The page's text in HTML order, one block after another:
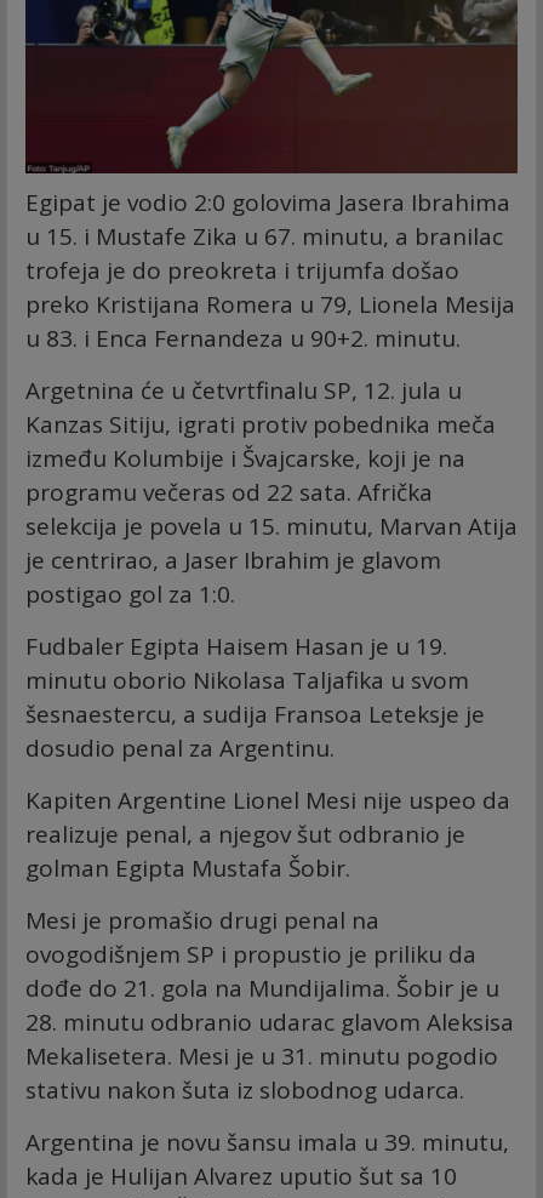
Egipat je vodio 2:0 golovima Jasera Ibrahima
u 15. i Mustafe Zika u 67. minutu, a branilac
trofeja je do preokreta i trijumfa došao
preko Kristijana Romera u 79, Lionela Mesija
u 83. i Enca Fernandeza u 90+2. minutu.
Argetnina će u četvrtfinalu SP, 12. jula u
Kanzas Sitiju, igrati protiv pobednika meča
između Kolumbije i Švajcarske, koji je na
programu večeras od 22 sata. Afrička
selekcija je povela u 15. minutu, Marvan Atija
je centrirao, a Jaser Ibrahim je glavom
postigao gol za 1:0.
Fudbaler Egipta Haisem Hasan je u 19.
minutu oborio Nikolasa Taljafika u svom
šesnaestercu, a sudija Fransoa Leteksje je
dosudio penal za Argentinu.
Kapiten Argentine Lionel Mesi nije uspeo da
realizuje penal, a njegov šut odbranio je
golman Egipta Mustafa Šobir.
Mesi je promašio drugi penal na
ovogodišnjem SP i propustio je priliku da
dođe do 21. gola na Mundijalima. Šobir je u
28. minutu odbranio udarac glavom Aleksisa
Mekalisetera. Mesi je u 31. minutu pogodio
stativu nakon šuta iz slobodnog udarca.
Argentina je novu šansu imala u 39. minutu,
kada je Hulijan Alvarez uputio šut sa 10